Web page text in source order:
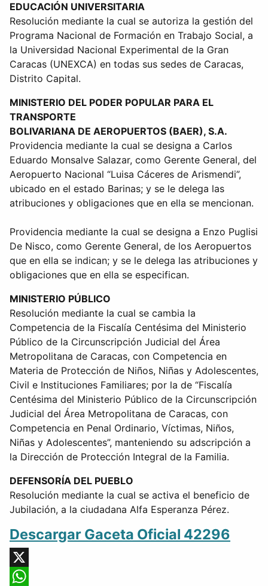
EDUCACIÓN UNIVERSITARIA
Resolución mediante la cual se autoriza la gestión del
Programa Nacional de Formación en Trabajo Social, a
la Universidad Nacional Experimental de la Gran
Caracas (UNEXCA) en todas sus sedes de Caracas,
Distrito Capital.
MINISTERIO DEL PODER POPULAR PARA EL
TRANSPORTE
BOLIVARIANA DE AEROPUERTOS (BAER), S.A.
Providencia mediante la cual se designa a Carlos
Eduardo Monsalve Salazar, como Gerente General, del
Aeropuerto Nacional “Luisa Cáceres de Arismendi”,
ubicado en el estado Barinas; y se le delega las
atribuciones y obligaciones que en ella se mencionan.
Providencia mediante la cual se designa a Enzo Puglisi
De Nisco, como Gerente General, de los Aeropuertos
que en ella se indican; y se le delega las atribuciones y
obligaciones que en ella se especifican.
MINISTERIO PÚBLICO
Resolución mediante la cual se cambia la
Competencia de la Fiscalía Centésima del Ministerio
Público de la Circunscripción Judicial del Área
Metropolitana de Caracas, con Competencia en
Materia de Protección de Niños, Niñas y Adolescentes,
Civil e Instituciones Familiares; por la de “Fiscalía
Centésima del Ministerio Público de la Circunscripción
Judicial del Área Metropolitana de Caracas, con
Competencia en Penal Ordinario, Víctimas, Niños,
Niñas y Adolescentes”, manteniendo su adscripción a
la Dirección de Protección Integral de la Familia.
DEFENSORÍA DEL PUEBLO
Resolución mediante la cual se activa el beneficio de
Jubilación, a la ciudadana Alfa Esperanza Pérez.
Descargar Gaceta Oficial 42296
X